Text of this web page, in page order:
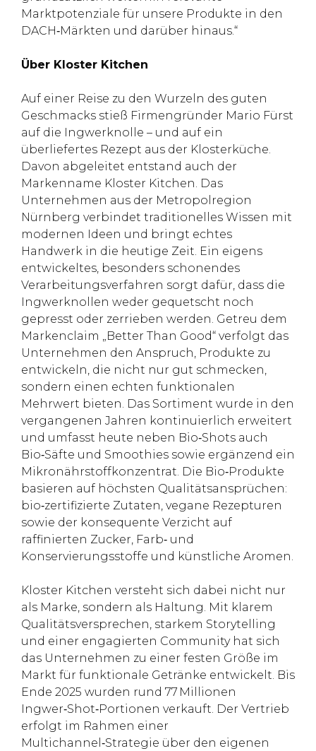
Marktpotenziale für unsere Produkte in den
DACH‑Märkten und darüber hinaus.“
Über Kloster Kitchen
Auf einer Reise zu den Wurzeln des guten
Geschmacks stieß Firmengründer Mario Fürst
auf die Ingwerknolle – und auf ein
überliefertes Rezept aus der Klosterküche.
Davon abgeleitet entstand auch der
Markenname Kloster Kitchen. Das
Unternehmen aus der Metropolregion
Nürnberg verbindet traditionelles Wissen mit
modernen Ideen und bringt echtes
Handwerk in die heutige Zeit. Ein eigens
entwickeltes, besonders schonendes
Verarbeitungsverfahren sorgt dafür, dass die
Ingwerknollen weder gequetscht noch
gepresst oder zerrieben werden. Getreu dem
Markenclaim „Better Than Good“ verfolgt das
Unternehmen den Anspruch, Produkte zu
entwickeln, die nicht nur gut schmecken,
sondern einen echten funktionalen
Mehrwert bieten. Das Sortiment wurde in den
vergangenen Jahren kontinuierlich erweitert
und umfasst heute neben Bio‑Shots auch
Bio‑Säfte und Smoothies sowie ergänzend ein
Mikronährstoffkonzentrat. Die Bio‑Produkte
basieren auf höchsten Qualitätsansprüchen:
bio‑zertifizierte Zutaten, vegane Rezepturen
sowie der konsequente Verzicht auf
raffinierten Zucker, Farb‑ und
Konservierungsstoffe und künstliche Aromen.
Kloster Kitchen versteht sich dabei nicht nur
als Marke, sondern als Haltung. Mit klarem
Qualitätsversprechen, starkem Storytelling
und einer engagierten Community hat sich
das Unternehmen zu einer festen Größe im
Markt für funktionale Getränke entwickelt. Bis
Ende 2025 wurden rund 77 Millionen
Ingwer‑Shot‑Portionen verkauft. Der Vertrieb
erfolgt im Rahmen einer
Multichannel‑Strategie über den eigenen